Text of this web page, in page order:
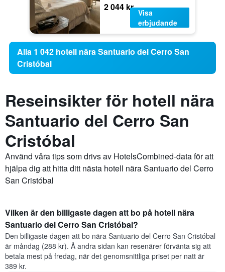
2 044 kr
Visa
erbjudande
Alla 1 042 hotell nära Santuario del Cerro San
Cristóbal
Reseinsikter för hotell nära
Santuario del Cerro San
Cristóbal
Använd våra tips som drivs av HotelsCombined-data för att
hjälpa dig att hitta ditt nästa hotell nära Santuario del Cerro
San Cristóbal
Vilken är den billigaste dagen att bo på hotell nära
Santuario del Cerro San Cristóbal?
Den billigaste dagen att bo nära Santuario del Cerro San Cristóbal
är måndag (288 kr). Å andra sidan kan resenärer förvänta sig att
betala mest på fredag, när det genomsnittliga priset per natt är
389 kr.